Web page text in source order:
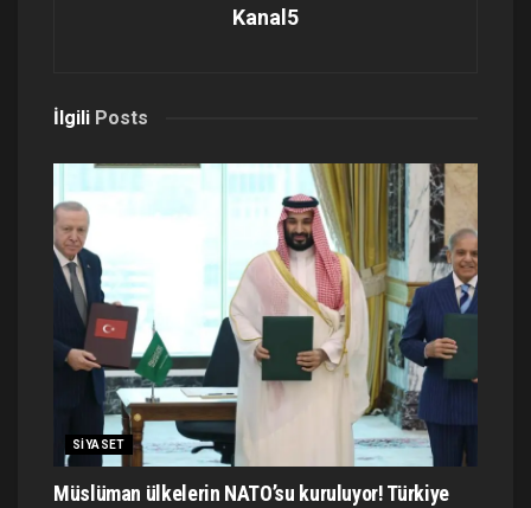
Kanal5
İlgili Posts
SIYASET
Müslüman ülkelerin NATO’su kuruluyor! Türkiye